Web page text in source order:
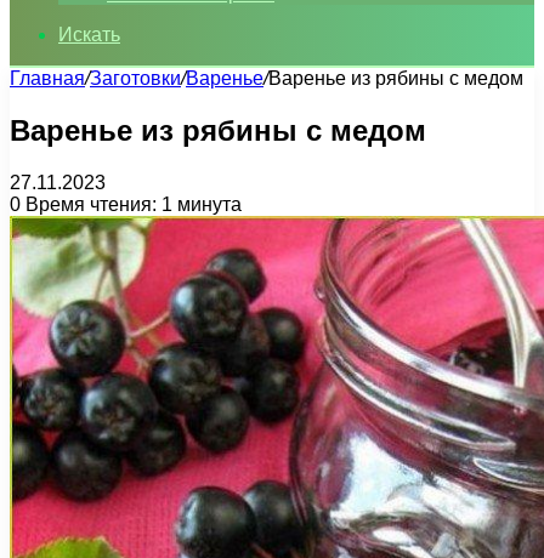
Искать
Главная/Заготовки/Варенье/Варенье из рябины с медом
Варенье из рябины с медом
27.11.2023
0 Время чтения: 1 минута